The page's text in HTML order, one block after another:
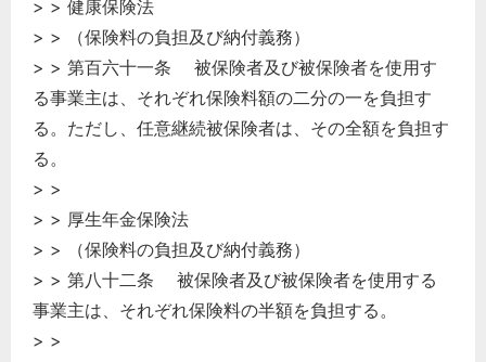
> > 健康保険法
> > （保険料の負担及び納付義務）
> > 第百六十一条 被保険者及び被保険者を使用す
る事業主は、それぞれ保険料額の二分の一を負担す
る。ただし、任意継続被保険者は、その全額を負担す
る。
> >
> > 厚生年金保険法
> > （保険料の負担及び納付義務）
> > 第八十二条 被保険者及び被保険者を使用する
事業主は、それぞれ保険料の半額を負担する。
> >
選択してください
労務管理
税務経理